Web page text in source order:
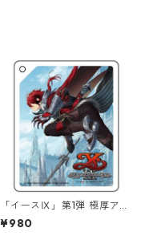
「イースⅨ」第1弾 極厚アク
リルキーチェーン
¥980